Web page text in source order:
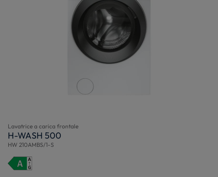
Lavatrice a carica frontale
H-WASH 500
HW 210AMBS/1-S